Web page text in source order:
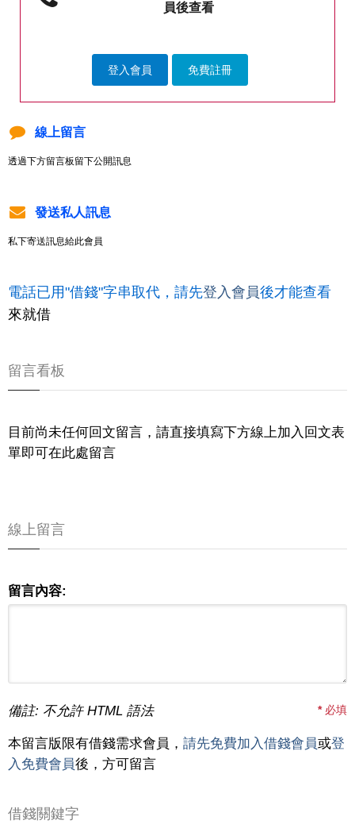
員後查看
登入會員 免費註冊
線上留言
透過下方留言板留下公開訊息
發送私人訊息
私下寄送訊息給此會員
電話已用"借錢"字串取代，請先登入會員後才能查看
來就借
留言看板
目前尚未任何回文留言，請直接填寫下方線上加入回文表
單即可在此處留言
線上留言
留言內容:
備註: 不允許 HTML 語法 *必填
本留言版限有借錢需求會員， 請先免費加入借錢會員或登
入免費會員後，方可留言
借錢關鍵字